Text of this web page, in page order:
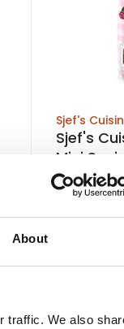
About
traffic. We also
Sjef's
Sjef's
Mini Senior
Voor 15:00
€18,75